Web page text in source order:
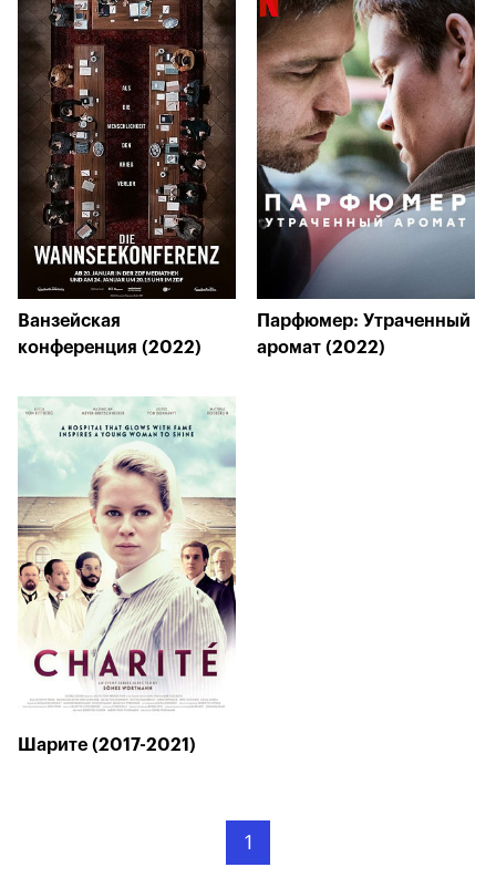
Ванзейская
конференция (2022)
Парфюмер: Утраченный
аромат (2022)
Шарите (2017-2021)
1